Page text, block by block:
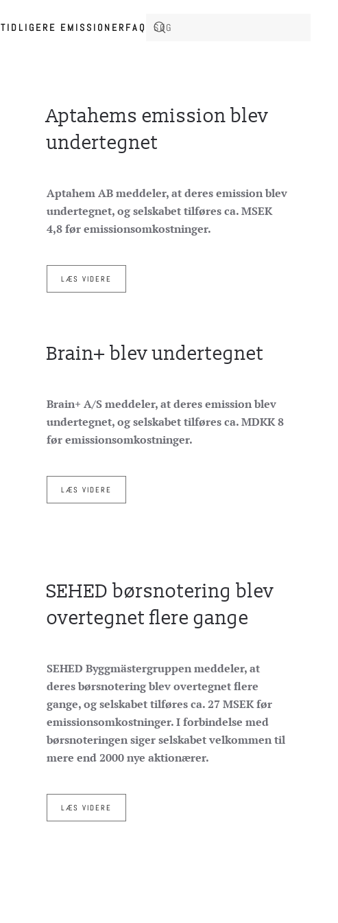
TIDLIGERE EMISSIONERFAQ
Aptahems emission blev
undertegnet
Aptahem AB meddeler, at deres emission blev
undertegnet, og selskabet tilføres ca. MSEK
4,8 før emissionsomkostninger.
LÆS VIDERE
Brain+ blev undertegnet
Brain+ A/S meddeler, at deres emission blev
undertegnet, og selskabet tilføres ca. MDKK 8
før emissionsomkostninger.
LÆS VIDERE
SEHED børsnotering blev
overtegnet flere gange
SEHED Byggmästergruppen meddeler, at
deres børsnotering blev overtegnet flere
gange, og selskabet tilføres ca. 27 MSEK før
emissionsomkostninger. I forbindelse med
børsnoteringen siger selskabet velkommen til
mere end 2000 nye aktionærer.
LÆS VIDERE